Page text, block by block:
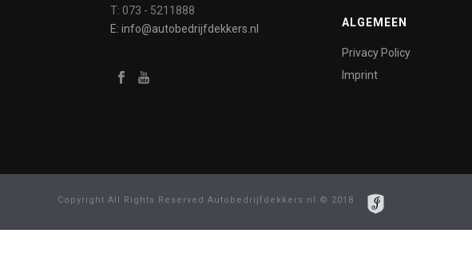
T: 073 - 5211888
E: info@autobedrijfdekkers.nl
ALGEMEEN
Privacy Policy
Imprint
Copyright All Rights Reserved Autobedrijfdekkers.nl © 2018